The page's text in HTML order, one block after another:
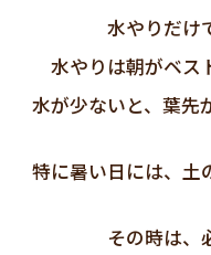
水やりだけ
水やりは朝がベス
水が少ないと、葉先
特に暑い日には、土
その時は、